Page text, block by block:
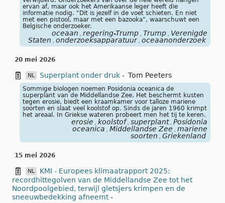
ervan af, maar ook het Amerikaanse leger heeft die
informatie nodig. "Dit is jezelf in de voet schieten. En niet
met een pistool, maar met een bazooka", waarschuwt een
Belgische onderzoeker.
oceaan , regering-Trump , Trump , Verenigde
Staten , onderzoeksapparatuur , oceaanonderzoek
20 mei 2026
NL Superplant onder druk - Tom Peeters
Sommige biologen noemen Posidonia oceanica de
superplant van de Middellandse Zee. Het beschermt kusten
tegen erosie, biedt een kraamkamer voor talloze mariene
soorten en slaat veel koolstof op. Sinds de jaren 1960 krimpt
het areaal. In Griekse wateren probeert men het tij te keren.
erosie koolstof superplant Posidonia
oceanica
Middellandse Zee
mariene
soorten
Griekenland
15 mei 2026
NL
KMI - Europees klimaatrapport 2025:
recordhittegolven van de Middellandse Zee tot het
Noordpoolgebied, terwijl gletsjers krimpen en de
sneeuwbedekking afneemt-